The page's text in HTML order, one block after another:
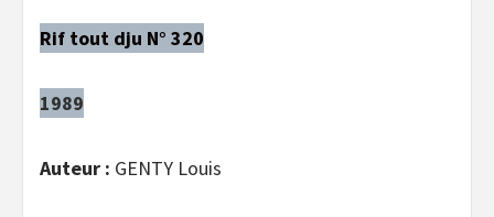
Rif tout dju N° 320
1989
Auteur : GENTY Louis